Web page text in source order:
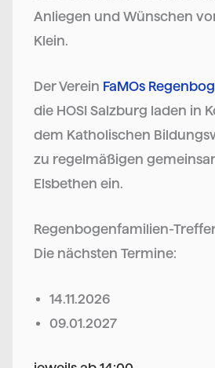
Anliegen und Wünschen
Klein.
Der Verein FaMOs
die HOSI Salzburg laden in
dem Katholischen
zu regelmäßigen
Elsbethen ein.
Regenbogenfamilien-
Die nächsten Termine:
14.11.2026
09.01.2027